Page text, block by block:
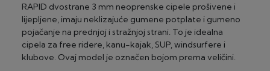
Diners
2-24 rate, minimalni iznos 100 €
Maestro®/Visa (Privredna banka Zagreb)
2-24 rate, minimalni iznos 100 €
za dječje bicikle – 20€ po biciklu
za ostale bicikle – 25€ po biciklu
za fitness sprave osim multgym – 10€ po spravi
za fitness spravu multigym i traku za trčanje – 30€
po komadu
RAPID dvostrane 3 mm neoprenske cipele prošivene i
lijepljene, imaju neklizajuće gumene potplate i gumeno
pojačanje na prednjoj i stražnjoj strani. To je idealna
cipela za free ridere, kanu-kajak, SUP, windsurfere i
klubove. Ovaj model je označen bojom prema veličini.